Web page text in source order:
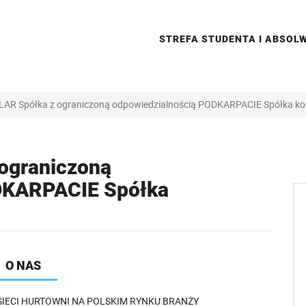
STREFA STUDENTA I
Spółka z ograniczoną odpowiedzialnością PODKARPACIE Spółka
Spółka
O NAS
HURTOWNI NA POLSKIM RYNKU BRANŻY